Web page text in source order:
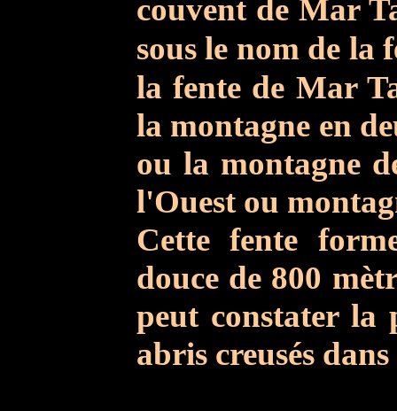
couvent de Mar
sous le nom de la
la fente de Mar
la montagne en
ou la montagne
l'Ouest ou
Cette fente
doucede 800
peut constater la
abris creusés